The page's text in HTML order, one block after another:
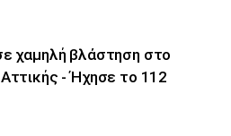
χαμηλή βλάστηση στο
- Ήχησε το 112